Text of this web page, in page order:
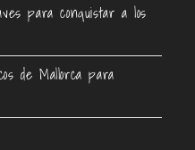
para conquistar a los
de Mallorca para